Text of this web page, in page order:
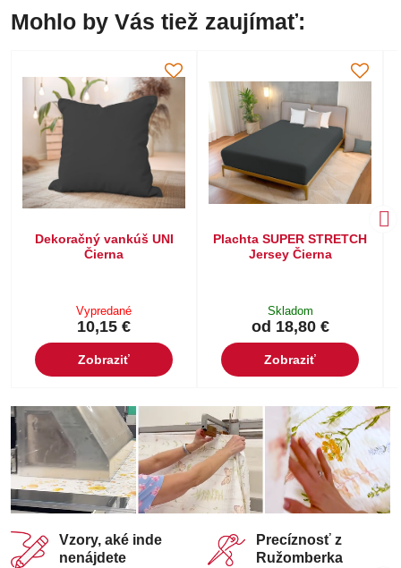
Mohlo by Vás tiež zaujímať:
Dekoračný vankúš UNI
Čierna
Vypredané
10,15 €
Zobraziť
Plachta SUPER STRETCH
Jersey Čierna
Skladom
od 18,80 €
Zobraziť
Vzory, aké inde
nenájdete
Precíznosť z
Ružomberka